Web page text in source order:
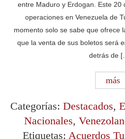
entre Maduro y Erdogan. Este 20
operaciones en Venezuela de
momento solo se sabe que ofrece
que la venta de sus boletos será
detrás de
más
Categorías: Destacados,
Nacionales,
Etiquetas: Acuerdos